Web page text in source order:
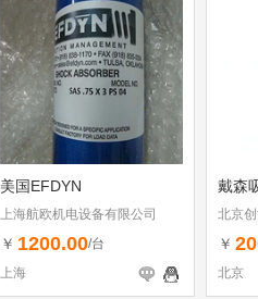
美国EFDYN
上海航欧机电设备有限公司
￥ 1200.00/台
上海
戴森
北京
￥
北京